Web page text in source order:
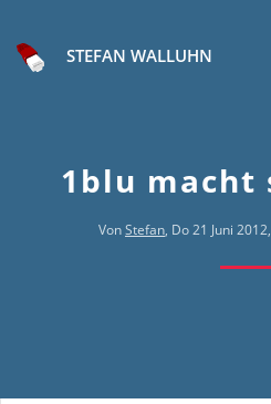
STEFAN WALLUHN
1blu macht
VonStefan, Do 21 Juni